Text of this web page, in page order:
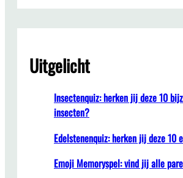
Uitgelicht
Insectenquiz: herken jij deze 10
insecten?
Edelstenenquiz: herken jij deze 10
Emoji Memoryspel: vind jij alle